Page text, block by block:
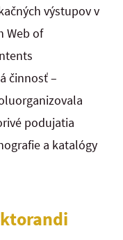
výstupov v
Web of
činnosť –
podujatia
a katalógy